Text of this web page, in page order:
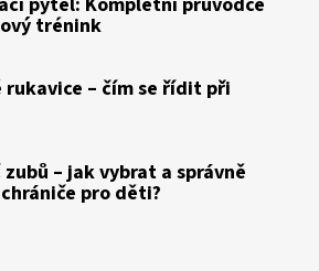
trénink
rukavice – čím se řídit při
– jak vybrat a správně
pro děti?